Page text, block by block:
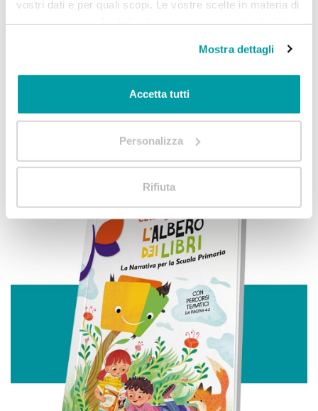
vostri dati e per quali scopi. Le vostre scelte in materia di
modificare o revocare il proprio consenso in qualsiasi
momento dalla Dichiarazione sui cookie o facendo clic
sull'icona di attivazione della privacy.
Con il tuo consenso, vorremmo anche:
raccogliere informazioni sulla tua posizione
geografica, con un'approssimazione di qualche
Identificare il tuo dispositivo, scansionandolo
attivamente alla ricerca di caratteristiche specifiche
(impronte digitali).
Approfondisci come vengono elaborati i tuoi dati personali
e imposta le tue preferenze nellasezione dettagli
modificare o ritirare il tuo consenso in qualsiasi momento
dalla Dichiarazione sui cookie.
Utilizziamo i cookie per personalizzare contenuti ed
annunci, per fornire funzionalità dei social media e per
analizzare il nostro traffico. Condividiamo inoltre
informazioni sul modo in cui utilizza il nostro sito con i
nostri partner che si occupano di analisi dei dati web,
Mostra dettagli
Accetta tutti
Personalizza
Rifiuta